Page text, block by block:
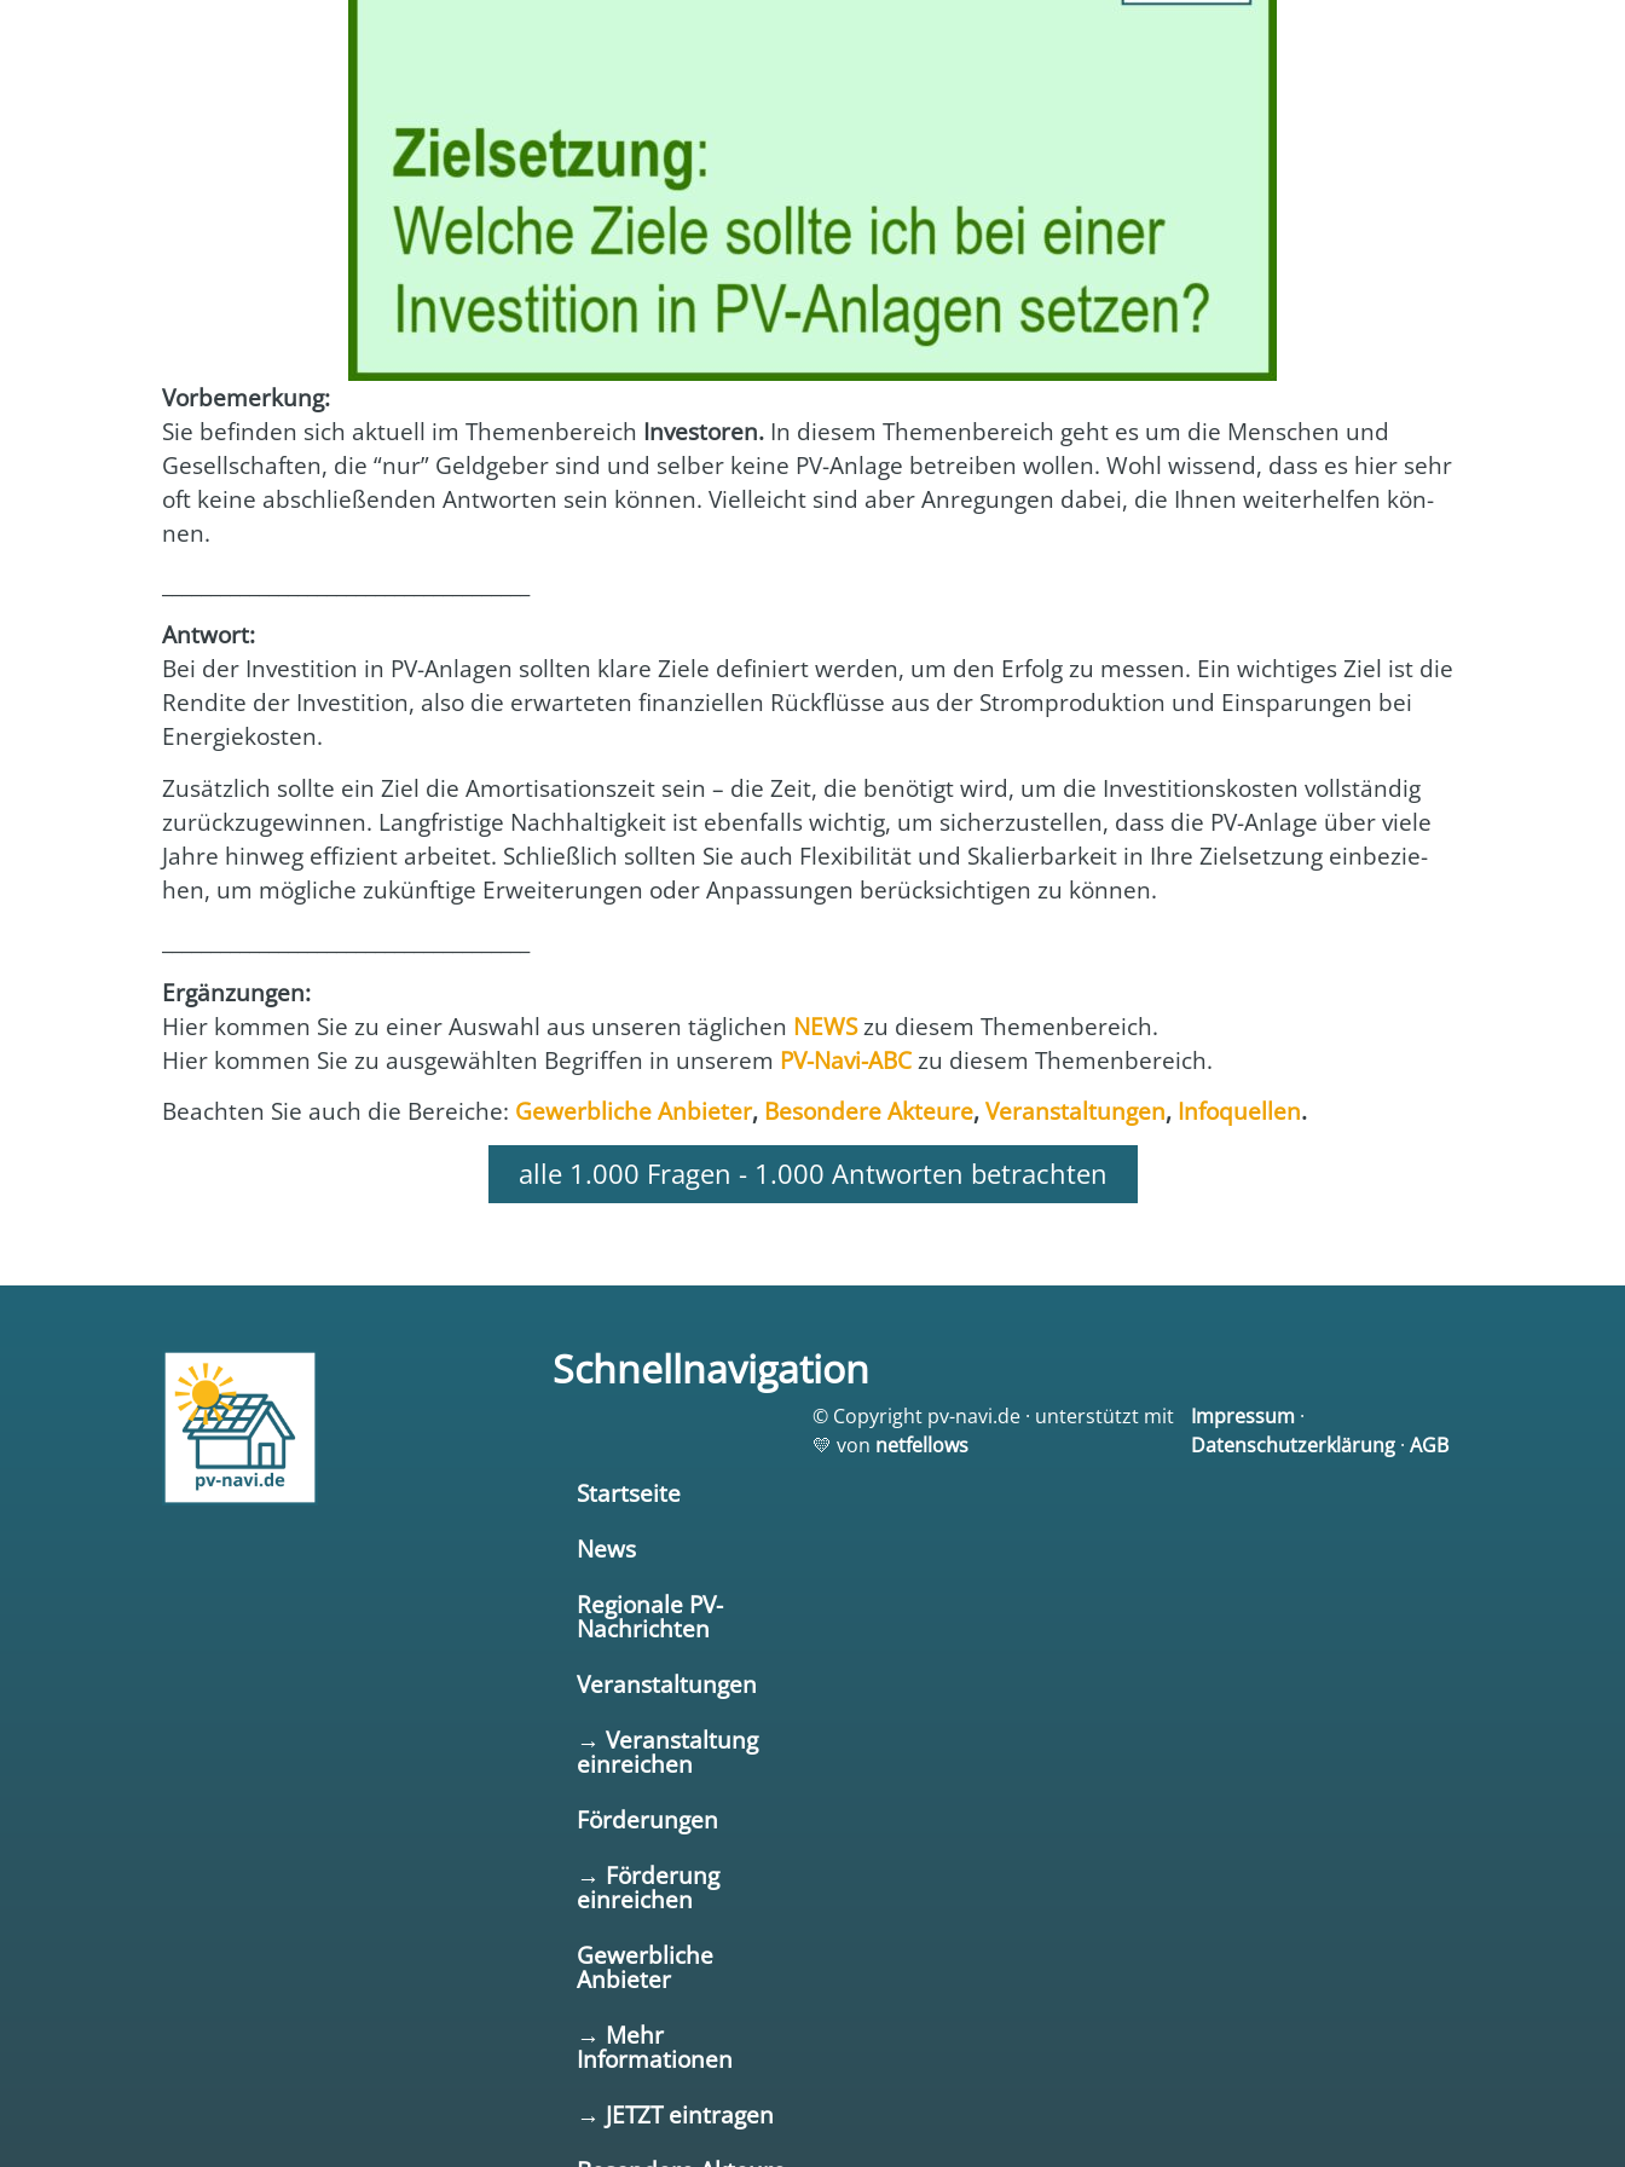
Vor­be­mer­kung:
Sie befin­den sich aktu­ell im The­men­be­reich Inves­to­ren. In die­sem The­men­be­reich geht es um die Men­schen und
Gesell­schaf­ten, die “nur” Geld­ge­ber sind und sel­ber kei­ne PV-Anla­ge betrei­ben wol­len. Wohl wis­send, dass es hier sehr
oft kei­ne abschlie­ßen­den Ant­wor­ten sein kön­nen. Viel­leicht sind aber Anre­gun­gen dabei, die Ihnen wei­ter­hel­fen kön­
nen.
Ant­wort:
Bei der Inves­ti­ti­on in PV-Anla­gen soll­ten kla­re Zie­le defi­niert wer­den, um den Erfolg zu mes­sen. Ein wich­ti­ges Ziel ist die
Ren­di­te der Inves­ti­ti­on, also die erwar­te­ten finan­zi­el­len Rück­flüs­se aus der Strom­pro­duk­ti­on und Ein­spa­run­gen bei
Ener­gie­kos­ten.
Zusätz­lich soll­te ein Ziel die Amor­ti­sa­ti­ons­zeit sein – die Zeit, die benö­tigt wird, um die Inves­ti­ti­ons­kos­ten voll­stän­dig
zurück­zu­ge­win­nen. Lang­fris­ti­ge Nach­hal­tig­keit ist eben­falls wich­tig, um sicher­zu­stel­len, dass die PV-Anla­ge über vie­le
Jah­re hin­weg effi­zi­ent arbei­tet. Schließ­lich soll­ten Sie auch Fle­xi­bi­li­tät und Ska­lier­bar­keit in Ihre Ziel­set­zung ein­be­zie­
hen, um mög­li­che zukünf­ti­ge Erwei­te­run­gen oder Anpas­sun­gen berück­sich­ti­gen zu kön­nen.
Ergän­zun­gen:
Hier kom­men Sie zu einer Aus­wahl aus unse­ren täg­li­chen NEWSzu die­sem The­men­be­reich.
Hier kom­men Sie zu aus­ge­wähl­ten Begrif­fen in unse­rem PV-Navi-ABCzu die­sem The­men­be­reich.
Beach­ten Sie auch die Berei­che: Gewerb­li­che Anbie­ter, Beson­de­re Akteu­re,Ver­an­stal­tun­gen, Info­quel­len.
alle 1.000 Fragen - 1.000 Antworten betrachten
Schnellnavigation
Startseite
News
Regionale PV-
Nachrichten
Veranstaltungen
→ Veranstaltung
einreichen
Förderungen
→ Förderung
einreichen
Gewerbliche
Anbieter
→ Mehr
Informationen
→ JETZT eintragen
© Copyright pv-navi.de · unterstützt mit
💛 von netfellows
Impressum·
Datenschutzerklärung· AGB